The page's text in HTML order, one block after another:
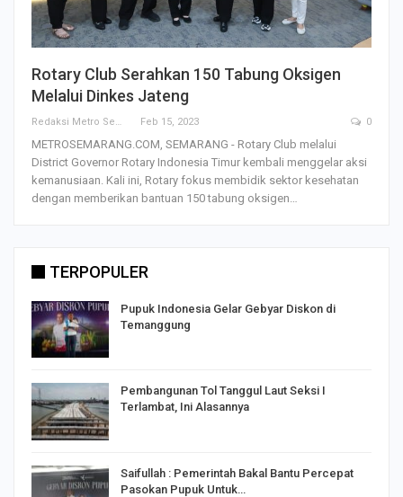
Rotary Club Serahkan 150 Tabung Oksigen
Melalui Dinkes Jateng
Redaksi Metro Semarang Feb 15, 2023 0
METROSEMARANG.COM, SEMARANG - Rotary Club melalui
District Governor Rotary Indonesia Timur kembali menggelar aksi
kemanusiaan. Kali ini, Rotary fokus membidik sektor kesehatan
dengan memberikan bantuan 150 tabung oksigen…
TERPOPULER
Pupuk Indonesia Gelar Gebyar Diskon di
Temanggung
Pembangunan Tol Tanggul Laut Seksi I
Terlambat, Ini Alasannya
Saifullah : Pemerintah Bakal Bantu Percepat
Pasokan Pupuk Untuk…